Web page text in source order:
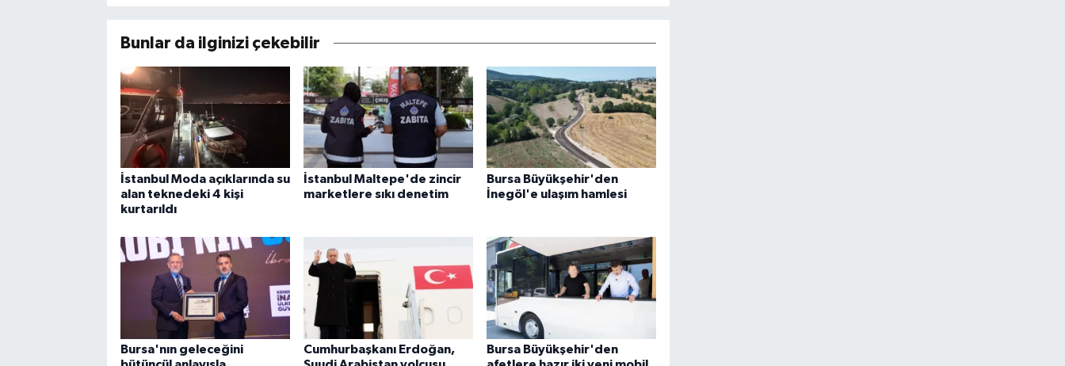
Bunlar da ilginizi çekebilir
İstanbul Moda açıklarında su
alan teknedeki 4 kişi
kurtarıldı
İstanbul Maltepe'de zincir
marketlere sıkı denetim
Bursa Büyükşehir'den
İnegöl'e ulaşım hamlesi
Bursa'nın geleceğini
Cumhurbaşkanı Erdoğan,
Bursa Büyükşehir'den